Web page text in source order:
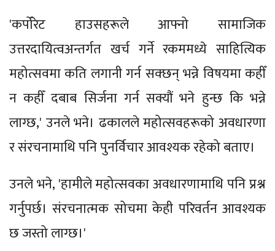
'कर्पोरेट हाउसहरूले आफ्नो सामाजिक
उत्तरदायित्वअन्तर्गत खर्च गर्ने रकममध्ये साहित्यिक
महोत्सवमा कति लगानी गर्न सक्छन् भन्ने विषयमा कहीँ
न कहीँ दबाब सिर्जना गर्न सक्यौं भने हुन्छ कि भन्ने
लाग्छ,' उनले भने। ढकालले महोत्सवहरूको अवधारणा
र संरचनामाथि पनि पुनर्विचार आवश्यक रहेको बताए।
उनले भने, 'हामीले महोत्सवका अवधारणामाथि पनि प्रश्न
गर्नुपर्छ। संरचनात्मक सोचमा केही परिवर्तन आवश्यक
छ जस्तो लाग्छ।'